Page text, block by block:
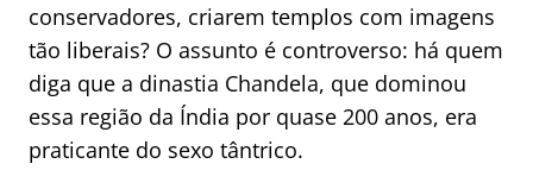
conservadores, criarem templos com imagens
tão liberais? O assunto é controverso: há quem
diga que a dinastia Chandela, que dominou
essa região da Índia por quase 200 anos, era
praticante do sexo tântrico.